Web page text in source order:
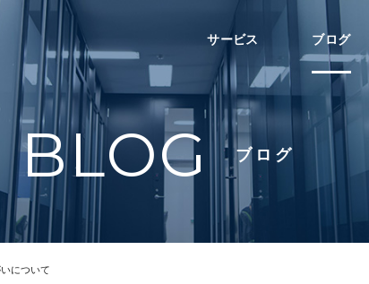
サービス ブログ
ブログ
について